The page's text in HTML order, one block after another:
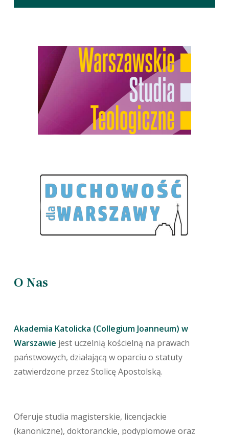
O Nas
Akademia Katolicka (Collegium Joanneum) w
Warszawie jest uczelnią kościelną na prawach
państwowych, działającą w oparciu o statuty
zatwierdzone przez Stolicę Apostolską.
Oferuje studia magisterskie, licencjackie
(kanoniczne), doktoranckie, podyplomowe oraz